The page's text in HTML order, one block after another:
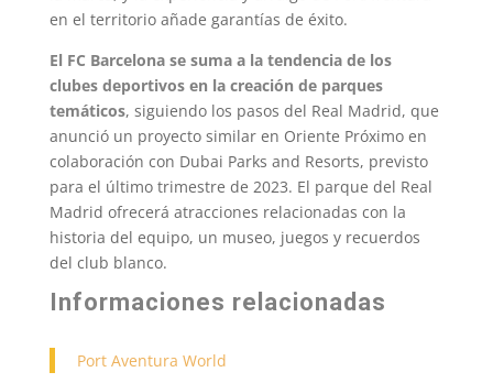
en el territorio añade garantías de éxito.
El FC Barcelona se suma a la tendencia de los
clubes deportivos en la creación de parques
temáticos, siguiendo los pasos del Real Madrid, que
anunció un proyecto similar en Oriente Próximo en
colaboración con Dubai Parks and Resorts, previsto
para el último trimestre de 2023. El parque del Real
Madrid ofrecerá atracciones relacionadas con la
historia del equipo, un museo, juegos y recuerdos
del club blanco.
Informaciones relacionadas
Port Aventura World